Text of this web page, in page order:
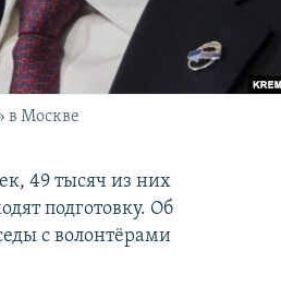
в Москве
49 тысяч из них
подготовку. Об
с волонтёрами